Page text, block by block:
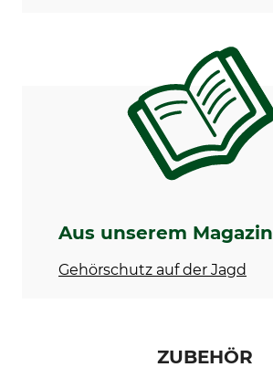
Aus unserem Magazin
Gehörschutz auf der Jagd
ZUBEHÖR